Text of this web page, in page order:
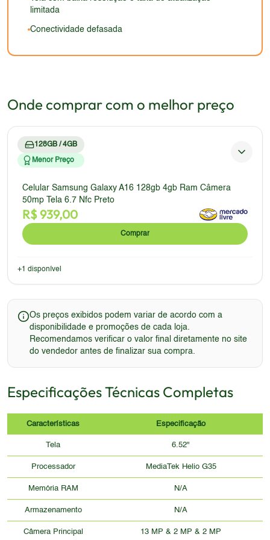
limitada
Conectividade defasada
Onde comprar com o melhor preço
128GB / 4GB
Menor Preço
Celular Samsung Galaxy A16 128gb 4gb Ram Câmera
50mp Tela 6.7 Nfc Preto
R$939,00
Comprar
+1 disponível
Os preços exibidos podem variar de acordo com a
disponibilidade e promoções de cada loja.
Recomendamos verificar o valor final diretamente no site
do vendedor antes de finalizar sua compra.
Especificações Técnicas Completas
Características Especificação
Tela 6.52"
Processador MediaTek Helio G35
Memória RAM N/A
Armazenamento N/A
Câmera Principal 13 MP & 2 MP & 2 MP